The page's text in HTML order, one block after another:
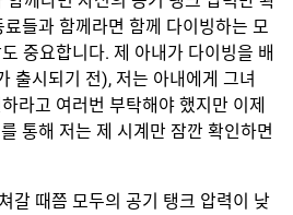
들과 함께라면 함께 다이빙하는 모
중요합니다. 제 아내가 다이빙을 배
출시되기 전), 저는 아내에게 그녀
라고 여러번 부탁해야 했지만 이제
통해 저는 제 시계만 잠깐 확인하면
갈 때쯤 모두의 공기 탱크 압력이 낮